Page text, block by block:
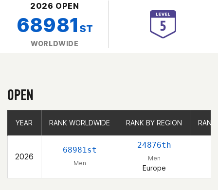
2026 OPEN
68981 ST
WORLDWIDE
OPEN
YEAR RANK WORLDWIDE RANK BY REGION
2026
68981st
Men
24876th
Men
Europe
YEAR RANK WORLDWIDE RANK BY REGION